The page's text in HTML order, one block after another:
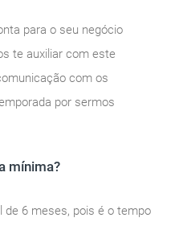
para o seu negócio
te auxiliar com este
com os
por sermos
mínima?
de 6 meses, pois é o tempo